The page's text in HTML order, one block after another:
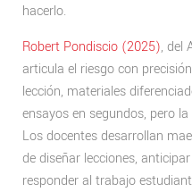
hacerlo.
Robert Pondiscio (2025), del
articula el riesgo con
lección, materiales
ensayos en segundos, pero
Los docentes desarrollan
de diseñar lecciones,
responder al trabajo